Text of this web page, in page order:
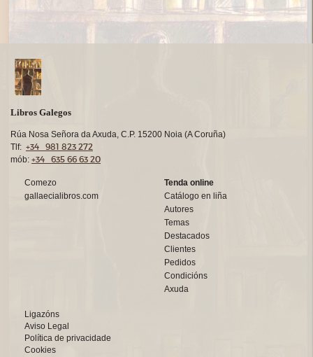
Libros Galegos
Rúa Nosa Señora da Axuda, C.P. 15200 Noia (A Coruña)
Tlf: +34 981 823 272
mób: +34 635 66 63 20
Comezo
gallaecialibros.com
Tenda online
Catálogo en liña
Autores
Temas
Destacados
Clientes
Pedidos
Condicións
Axuda
Ligazóns
Aviso Legal
Política de privacidade
Cookies